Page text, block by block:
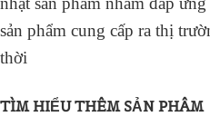
sản phẩm cung cấp ra thị
thời
TÌM HIỂU THÊM SẢN PHÂM